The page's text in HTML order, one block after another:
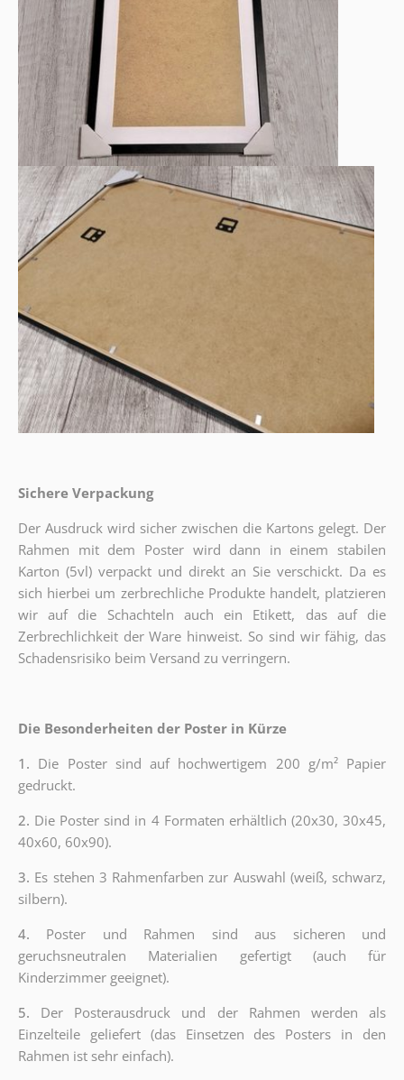
Sichere Verpackung
Der Ausdruck wird sicher zwischen die Kartons gelegt. Der
Rahmen mit dem Poster wird dann in einem stabilen
Karton (5vl) verpackt und direkt an Sie verschickt. Da es
sich hierbei um zerbrechliche Produkte handelt, platzieren
wir auf die Schachteln auch ein Etikett, das auf die
Zerbrechlichkeit der Ware hinweist. So sind wir fähig, das
Schadensrisiko beim Versand zu verringern.
Die Besonderheiten der Poster in Kürze
1. Die Poster sind auf hochwertigem 200 g/m² Papier
gedruckt.
2. Die Poster sind in 4 Formaten erhältlich (20x30, 30x45,
40x60, 60x90).
3. Es stehen 3 Rahmenfarben zur Auswahl (weiß, schwarz,
silbern).
4. Poster und Rahmen sind aus sicheren und
geruchsneutralen Materialien gefertigt (auch für
Kinderzimmer geeignet).
5. Der Posterausdruck und der Rahmen werden als
Einzelteile geliefert (das Einsetzen des Posters in den
Rahmen ist sehr einfach).